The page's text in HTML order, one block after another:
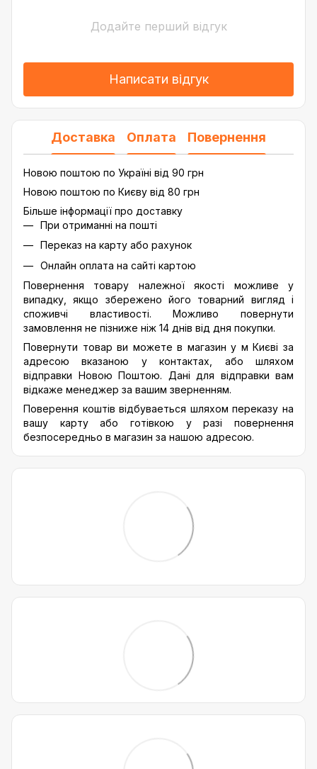
Додайте перший відгук
Написати відгук
Доставка Оплата Повернення
Новою поштою по Україні від 90 грн
Новою поштою по Києву від 80 грн
Більше інформації про доставку
При отриманні на пошті
Переказ на карту або рахунок
Онлайн оплата на сайті картою
Повернення товару належної якості можливе у
випадку, якщо збережено його товарний вигляд і
споживчі властивості. Можливо повернути
замовлення не пізниже ніж 14 днів від дня покупки.
Повернути товар ви можете в магазин у м Києві за
адресою вказаною у контактах, або шляхом
відправки Новою Поштою. Дані для відправки вам
відкаже менеджер за вашим зверненням.
Поверення коштів відбуваеться шляхом переказу на
вашу карту або готівкою у разі повернення
безпосередньо в магазин за нашою адресою.